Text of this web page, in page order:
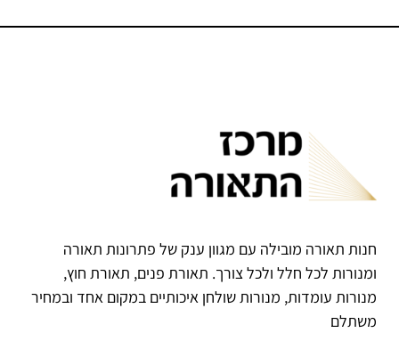
חנות תאורה מובילה עם מגוון ענק של פתרונות תאורה
ומנורות לכל חלל ולכל צורך. תאורת פנים, תאורת חוץ,
מנורות עומדות, מנורות שולחן איכותיים במקום אחד ובמחיר
משתלם